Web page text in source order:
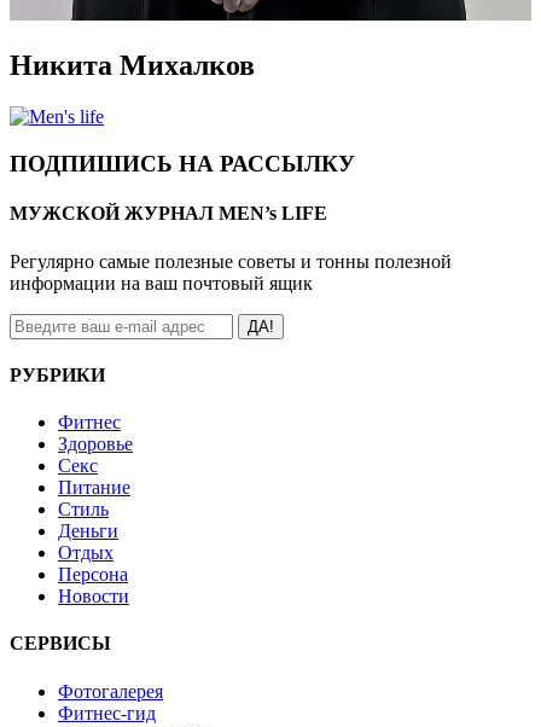
Никита Михалков
ПОДПИШИСЬ НА РАССЫЛКУ
МУЖСКОЙ ЖУРНАЛ MEN’s LIFE
Регулярно самые полезные советы и тонны полезной
информации на ваш почтовый ящик
ДА!
РУБРИКИ
Фитнес
Здоровье
Секс
Питание
Стиль
Деньги
Отдых
Персона
Новости
СЕРВИСЫ
Фотогалерея
Фитнес-гид